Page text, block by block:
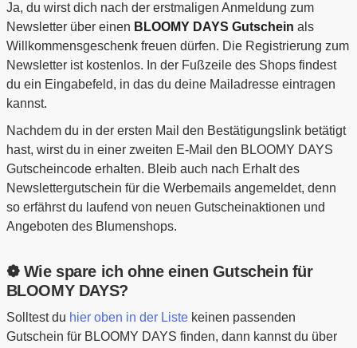
Ja, du wirst dich nach der erstmaligen Anmeldung zum
Newsletter über einen BLOOMY DAYS Gutschein als
Willkommensgeschenk freuen dürfen. Die Registrierung zum
Newsletter ist kostenlos. In der Fußzeile des Shops findest
du ein Eingabefeld, in das du deine Mailadresse eintragen
kannst.
Nachdem du in der ersten Mail den Bestätigungslink betätigt
hast, wirst du in einer zweiten E-Mail den BLOOMY DAYS
Gutscheincode erhalten. Bleib auch nach Erhalt des
Newslettergutschein für die Werbemails angemeldet, denn
so erfährst du laufend von neuen Gutscheinaktionen und
Angeboten des Blumenshops.
❁ Wie spare ich ohne einen Gutschein für
BLOOMY DAYS?
Solltest du hier oben in der Listekeinen passenden
Gutschein für BLOOMY DAYS finden, dann kannst du über